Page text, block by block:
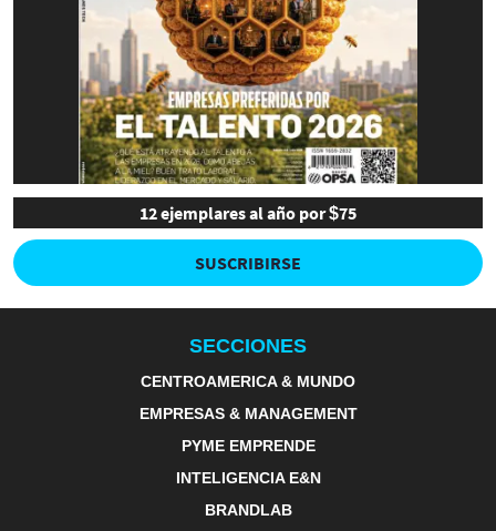
12 ejemplares al año por $75
SUSCRIBIRSE
SECCIONES
CENTROAMERICA & MUNDO
EMPRESAS & MANAGEMENT
PYME EMPRENDE
INTELIGENCIA E&N
BRANDLAB